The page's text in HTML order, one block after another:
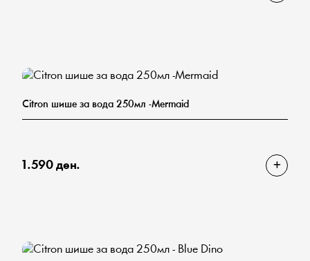
Citron шише за вода 250мл -Mermaid
1.590 ден.